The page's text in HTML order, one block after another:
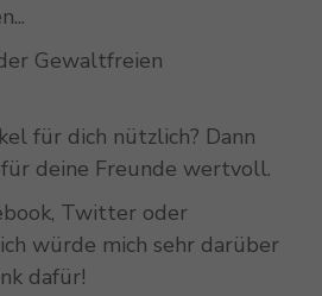
Gewaltfreien
für dich nützlich? Dann
deine Freunde wertvoll.
Twitter oder
würde mich sehr darüber
dafür!